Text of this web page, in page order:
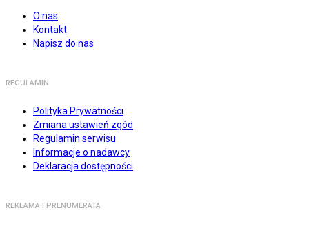
O nas
Kontakt
Napisz do nas
REGULAMIN
Polityka Prywatności
Zmiana ustawień zgód
Regulamin serwisu
Informacje o nadawcy
Deklaracja dostępności
REKLAMA I PRENUMERATA